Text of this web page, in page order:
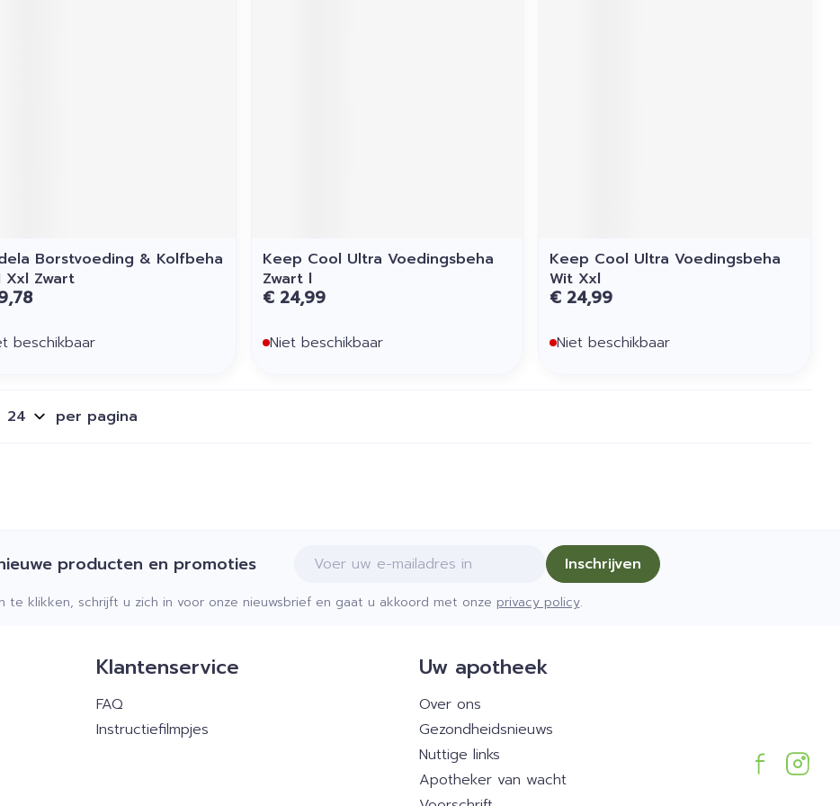
Borstvoeding & Kolfbeha
Xxl Zwart
beschikbaar
Keep Cool Ultra Voedingsbeha
Zwart l
€ 24,99
Niet beschikbaar
Keep Cool Ultra Voedingsbeha
Wit Xxl
€ 24,99
Niet beschikbaar
per pagina
producten en promoties Inschrijven
te klikken, schrijft u zich in voor onze nieuwsbrief en gaat u akkoord met onze privacy policy.
Klantenservice
FAQ
Instructiefilmpjes
Uw apotheek
Over ons
Gezondheidsnieuws
Nuttige links
Apotheker van wacht